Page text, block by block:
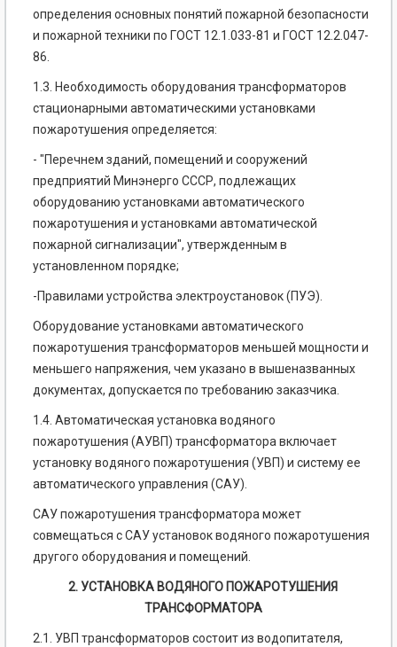
определения основных понятий пожарной безопасности
и пожарной техники по ГОСТ 12.1.033-81 и ГОСТ 12.2.047-
86.
1.3. Необходимость оборудования трансформаторов
стационарными автоматическими установками
пожаротушения определяется:
- "Перечнем зданий, помещений и сооружений
предприятий Минэнерго СССР, подлежащих
оборудованию установками автоматического
пожаротушения и установками автоматической
пожарной сигнализации", утвержденным в
установленном порядке;
-Правилами устройства электроустановок (ПУЭ).
Оборудование установками автоматического
пожаротушения трансформаторов меньшей мощности и
меньшего напряжения, чем указано в вышеназванных
документах, допускается по требованию заказчика.
1.4. Автоматическая установка водяного
пожаротушения (АУВП) трансформатора включает
установку водяного пожаротушения (УВП) и систему ее
автоматического управления (САУ).
САУ пожаротушения трансформатора может
совмещаться с САУ установок водяного пожаротушения
другого оборудования и помещений.
2. УСТАНОВКА ВОДЯНОГО ПОЖАРОТУШЕНИЯ
ТРАНСФОРМАТОРА
2.1. УВП трансформаторов состоит из водопитателя,